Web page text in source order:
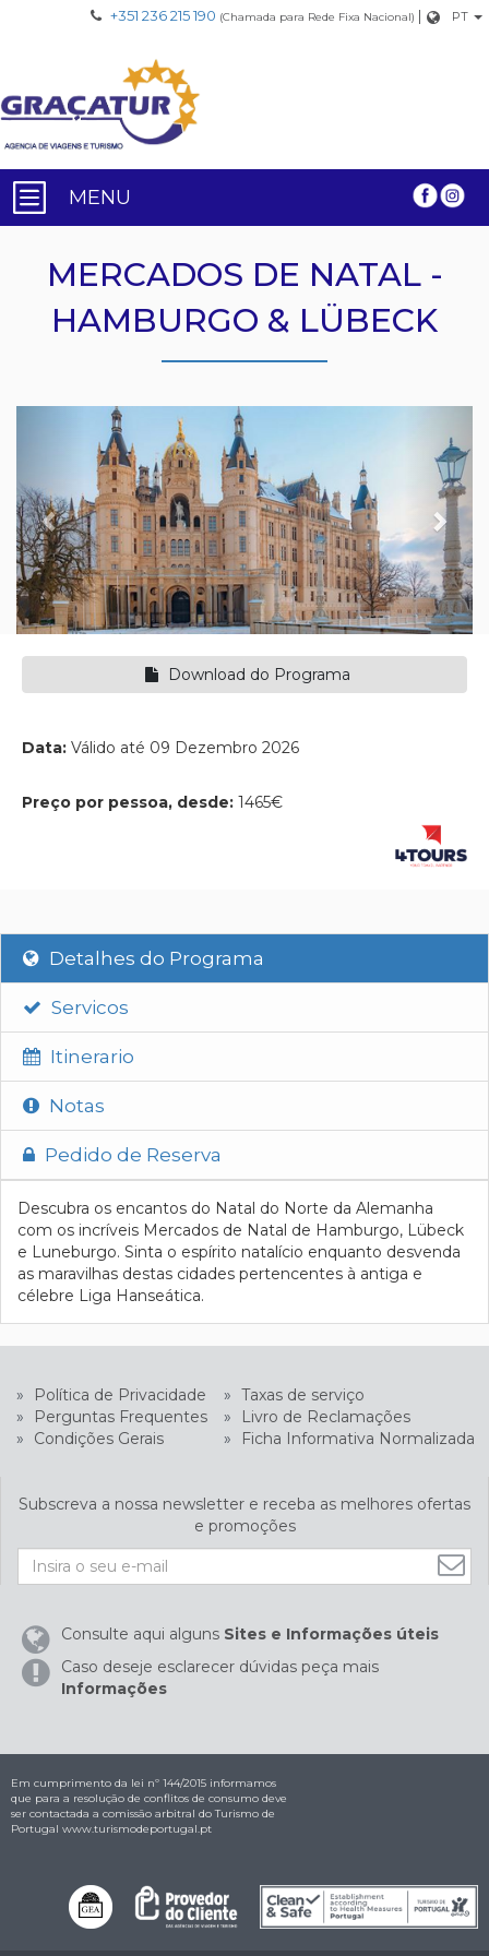
+351 236 215 190 (Chamada para Rede Fixa Nacional) | PT
MENU
MERCADOS DE NATAL -
HAMBURGO & LÜBECK
Previous
Download do Programa
Data: Válido até 09 Dezembro 2026
Preço por pessoa, desde: 1465€
Detalhes do Programa
Servicos
Itinerario
Notas
Pedido de Reserva
Descubra os encantos do Natal do Norte da Alemanha
com os incríveis Mercados de Natal de Hamburgo, Lübeck
e Luneburgo. Sinta o espírito natalício enquanto desvenda
as maravilhas destas cidades pertencentes à antiga e
célebre Liga Hanseática.
» Política de Privacidade » Taxas de serviço
»
Perguntas Frequentes »
Livro de Reclamações
»
Condições Gerais » Ficha Informativa Normalizada
Subscreva a nossa newsletter e receba as melhores ofertas
e promoções
Consulte aqui alguns Sites e Informações úteis
Caso deseje esclarecer dúvidas peça mais
Informações
Em cumprimento da lei nº 144/2015 informamos
que para a resolução de conflitos de consumo deve
ser contactada a comissão arbitral do Turismo de
Portugal www.turismodeportugal.pt